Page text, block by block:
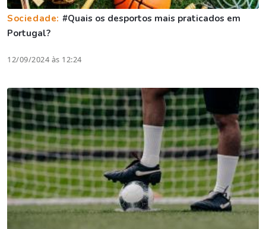
Sociedade: #Quais os desportos mais praticados em
Portugal?
12/09/2024 às 12:24